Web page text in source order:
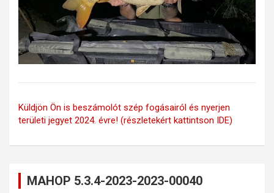
Küldjön Ön is beszámolót szép fogásairól és nyerjen
területi jegyet 2024. évre! (részletekért kattintson IDE)
MAHOP 5.3.4-2023-2023-00040